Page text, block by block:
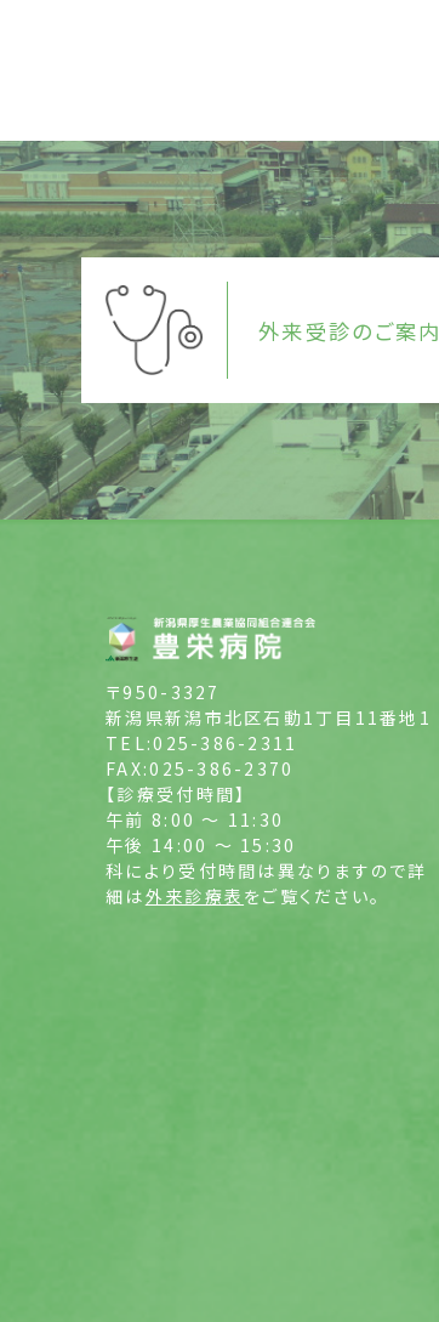
外来受診のご案内
〒950-3327
新潟県新潟市北区石動1丁目11番地1
TEL:025-386-2311
FAX:025-386-2370
【診療受付時間】
午前 8:00 ～ 11:30
午後 14:00 ～ 15:30
科により受付時間は異なりますので詳
細は外来診療表 をご覧ください。